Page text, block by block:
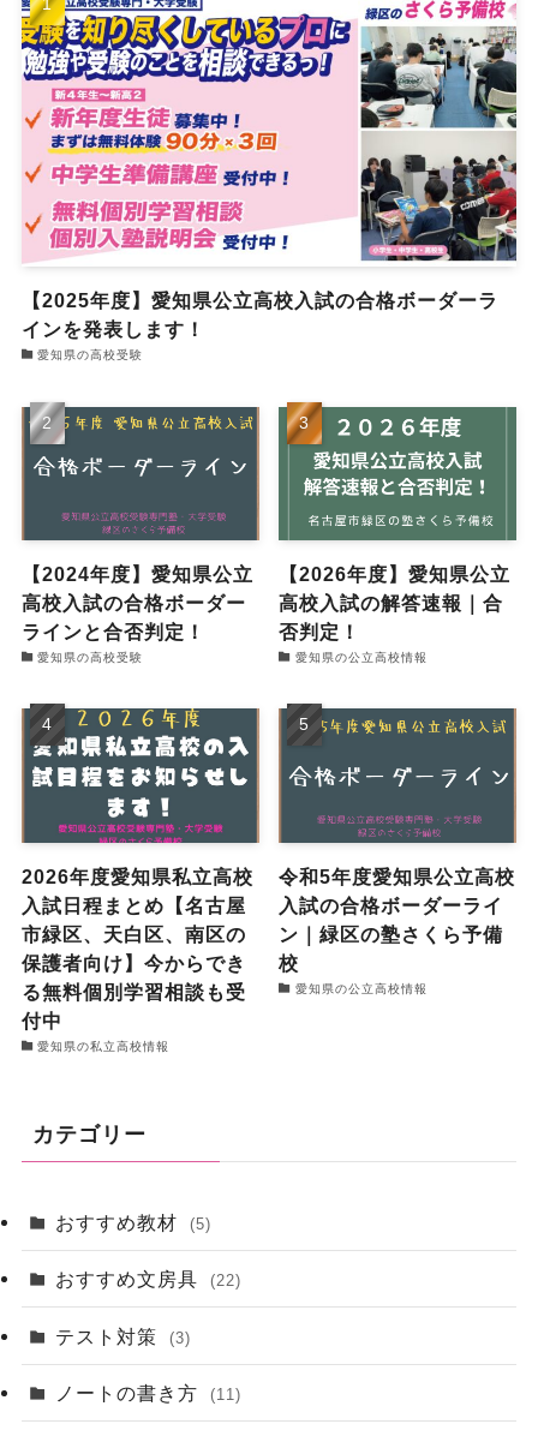
【2025年度】愛知県公立高校入試の合格ボーダーラ
インを発表します！
愛知県の高校受験
【2024年度】愛知県公立
高校入試の合格ボーダー
ラインと合否判定！
愛知県の高校受験
【2026年度】愛知県公立
高校入試の解答速報｜合
否判定！
愛知県の公立高校情報
2026年度愛知県私立高校
入試日程まとめ【名古屋
市緑区、天白区、南区の
保護者向け】今からでき
る無料個別学習相談も受
付中
愛知県の私立高校情報
令和5年度愛知県公立高校
入試の合格ボーダーライ
ン｜緑区の塾さくら予備
校
愛知県の公立高校情報
カテゴリー
おすすめ教材 (5)
おすすめ文房具 (22)
テスト対策 (3)
ノートの書き方 (11)